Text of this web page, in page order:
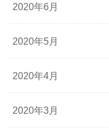
2020年6月
2020年5月
2020年4月
2020年3月